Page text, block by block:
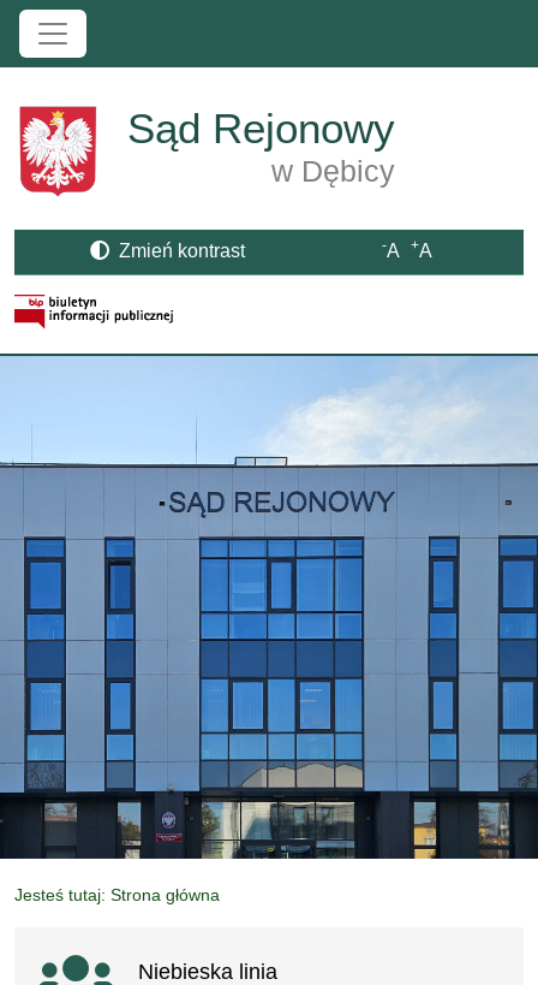
Przejdź do treści
Sąd Rejonowy
w Dębicy
Zmień kontrast -A +A
Strona BIP otwiera się w nowym oknie
Jesteś tutaj: Strona główna
Ważne linki
Niebieska linia